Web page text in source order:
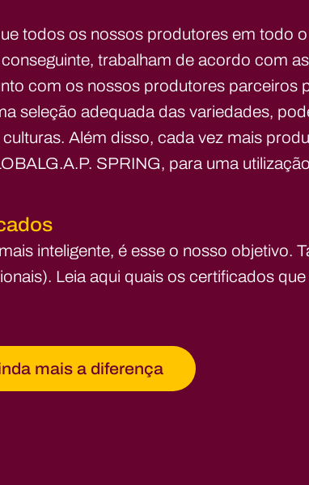
todos os nossos produtores em todo
trabalham de acordo com
com os nossos produtores parceiros
seleção adequada das variedades,
Além disso, cada vez mais
SPRING, para uma
inteligente, é esse o nosso objetivo.
Leia aqui quais os certificados
mais a diferença